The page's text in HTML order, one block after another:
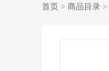
首页 > 商品目录 >